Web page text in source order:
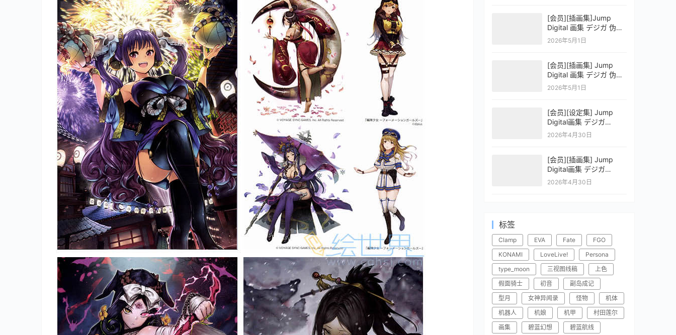
[会员][插画集]Jump
Digital 画集 デジガ 伪恋
ニセコイ 2
2026年5月1日
[会员][插画集] Jump
Digital 画集 デジガ 伪恋
ニセコイ 1
2026年5月1日
[会员][设定集] Jump
Digital画集 デジガ
CLAYMORE 2
2026年4月30日
[会员][插画集] Jump
Digital画集 デジガ
CLAYMORE 1
2026年4月30日
标签
Clamp EVA Fate
FGO
KONAMI
LoveLive!
Persona
type_moon
三视图线稿
上色
假面骑士
初音
副岛成记
型月
女神异闻录 怪物
机体
机器人
机娘 机甲
村田莲尔
画集
碧蓝幻想
碧蓝航线